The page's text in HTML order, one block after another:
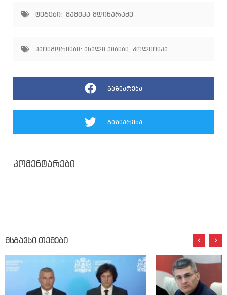
ტეგები: მამუკა მდინარაძე
კატეგორიები: ახალი ამბები , პოლიტიკა
გაზიარება
გაზიარება
კომენტარები
მსგავსი თემები